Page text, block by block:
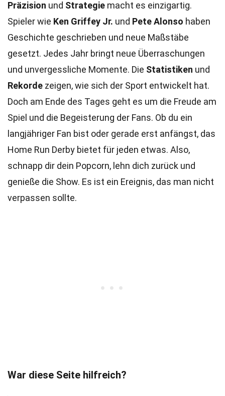
Präzision und Strategie macht es einzigartig.
Spieler wie Ken Griffey Jr. und Pete Alonso haben
Geschichte geschrieben und neue Maßstäbe
gesetzt. Jedes Jahr bringt neue Überraschungen
und unvergessliche Momente. Die Statistiken und
Rekorde zeigen, wie sich der Sport entwickelt hat.
Doch am Ende des Tages geht es um die Freude am
Spiel und die Begeisterung der Fans. Ob du ein
langjähriger Fan bist oder gerade erst anfängst, das
Home Run Derby bietet für jeden etwas. Also,
schnapp dir dein Popcorn, lehn dich zurück und
genieße die Show. Es ist ein Ereignis, das man nicht
verpassen sollte.
War diese Seite hilfreich?